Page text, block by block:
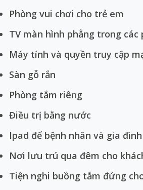
Phòng vui chơi cho trẻ em
TV màn hình phẳng trong các
Máy tính và quyền truy cập
Sàn gỗ rắn
Phòng tắm riêng
Điều trị bằng nước
Ipad để bệnh nhân và gia
Nơi lưu trú qua đêm cho
Tiện nghi buồng tắm đứng